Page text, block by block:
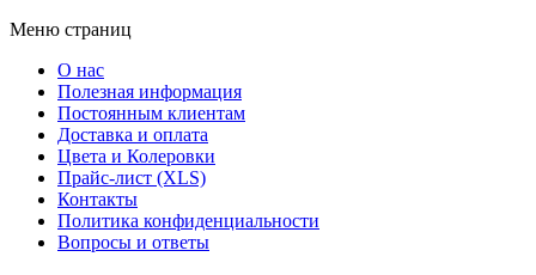
Меню страниц
О нас
Полезная информация
Постоянным клиентам
Доставка и оплата
Цвета и Колеровки
Прайс-лист (XLS)
Контакты
Политика конфиденциальности
Вопросы и ответы